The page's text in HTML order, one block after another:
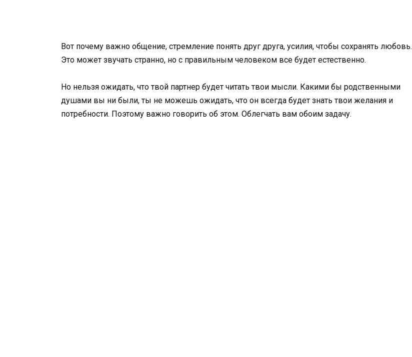
Вот почему важно общение, стремление понять друг друга, усилия, чтобы сохранять любовь.
Это может звучать странно, но с правильным человеком все будет естественно.
Но нельзя ожидать, что твой партнер будет читать твои мысли. Какими бы родственными
душами вы ни были, ты не можешь ожидать, что он всегда будет знать твои желания и
потребности. Поэтому важно говорить об этом. Облегчать вам обоим задачу.